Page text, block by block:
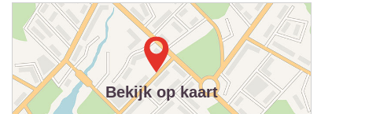
Bekijk op kaart